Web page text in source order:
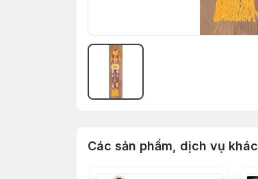
Các sản phẩm, dịch vụ khác